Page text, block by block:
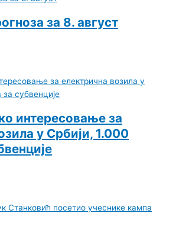
за 8. август
интересовање за
у Србији, 1.000